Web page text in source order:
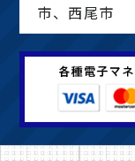
市、西尾市